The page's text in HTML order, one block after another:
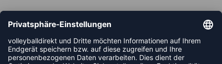
ABONNIERE JETZT DEN KOSTENLOSEN
VOLLEYBALLDIREKT-NEWSLETTER UND VERPASSE KEINE
NEUIGKEIT ODER AKTION MEHR.